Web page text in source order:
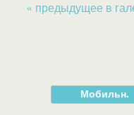
« предыдущее в
Мобильн.